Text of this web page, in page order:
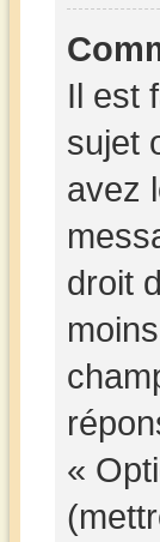
Il est
sujet
avez
droit
«